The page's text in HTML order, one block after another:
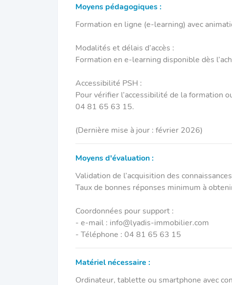
Moyens pédagogiques :
Formation en ligne (e-learning) avec
Modalités et délais d’accès :
Formation en e-learning disponible dès
Accessibilité PSH :
Pour vérifier l’accessibilité de la formation
04 81 65 63 15.
(Dernière mise à jour : février 2026)
Moyens d'évaluation :
Validation de l’acquisition des
Taux de bonnes réponses minimum à
Coordonnées pour support :
- e-mail : info@lyadis-immobilier.com
- Téléphone : 04 81 65 63 15
Matériel nécessaire :
Ordinateur, tablette ou smartphone avec